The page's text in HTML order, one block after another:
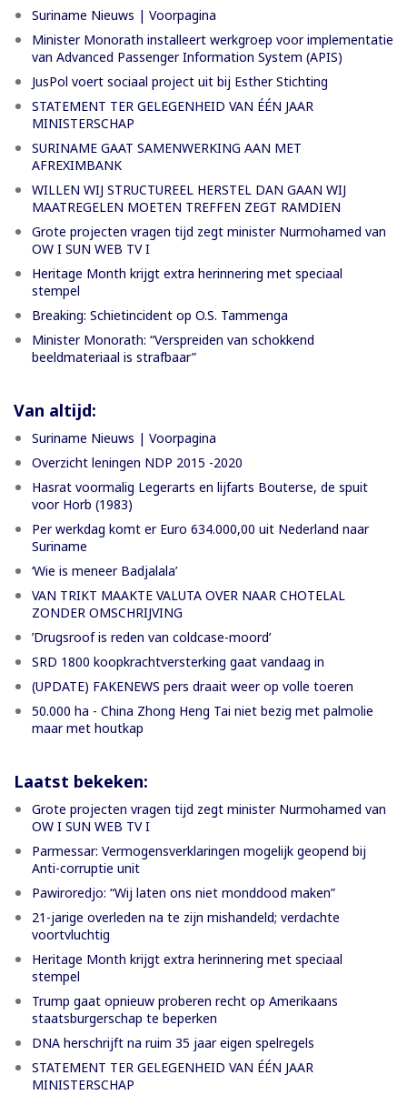
Suriname Nieuws | Voorpagina
Minister Monorath installeert werkgroep voor implementatie
van Advanced Passenger Information System (APIS)
JusPol voert sociaal project uit bij Esther Stichting
STATEMENT TER GELEGENHEID VAN ÉÉN JAAR
MINISTERSCHAP
SURINAME GAAT SAMENWERKING AAN MET
AFREXIMBANK
WILLEN WIJ STRUCTUREEL HERSTEL DAN GAAN WIJ
MAATREGELEN MOETEN TREFFEN ZEGT RAMDIEN
Grote projecten vragen tijd zegt minister Nurmohamed van
OW I SUN WEB TV I
Heritage Month krijgt extra herinnering met speciaal
stempel
Breaking: Schietincident op O.S. Tammenga
Minister Monorath: “Verspreiden van schokkend
beeldmateriaal is strafbaar”
Van altijd:
Suriname Nieuws | Voorpagina
Overzicht leningen NDP 2015 -2020
Hasrat voormalig Legerarts en lijfarts Bouterse, de spuit
voor Horb (1983)
Per werkdag komt er Euro 634.000,00 uit Nederland naar
Suriname
‘Wie is meneer Badjalala’
VAN TRIKT MAAKTE VALUTA OVER NAAR CHOTELAL
ZONDER OMSCHRIJVING
’Drugsroof is reden van coldcase-moord’
SRD 1800 koopkrachtversterking gaat vandaag in
(UPDATE) FAKENEWS pers draait weer op volle toeren
50.000 ha - China Zhong Heng Tai niet bezig met palmolie
maar met houtkap
Laatst bekeken:
Grote projecten vragen tijd zegt minister Nurmohamed van
OW I SUN WEB TV I
Parmessar: Vermogensverklaringen mogelijk geopend bij
Anti-corruptie unit
Pawiroredjo: “Wij laten ons niet monddood maken”
21-jarige overleden na te zijn mishandeld; verdachte
voortvluchtig
Heritage Month krijgt extra herinnering met speciaal
stempel
Trump gaat opnieuw proberen recht op Amerikaans
staatsburgerschap te beperken
DNA herschrijft na ruim 35 jaar eigen spelregels
STATEMENT TER GELEGENHEID VAN ÉÉN JAAR
MINISTERSCHAP